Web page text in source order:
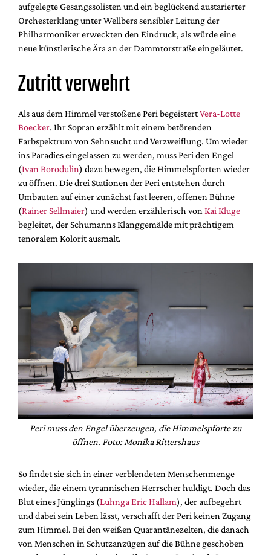
aufgelegte Gesangssolisten und ein beglückend austarierter
Orchesterklang unter Wellbers sensibler Leitung der
Philharmoniker erweckten den Eindruck, als würde eine
neue künstlerische Ära an der Dammtorstraße eingeläutet.
Zutritt verwehrt
Als aus dem Himmel verstoßene Peri begeistertVera-Lotte
Boecker. Ihr Sopran erzählt mit einem betörenden
Farbspektrum von Sehnsucht und Verzweiflung. Um wieder
ins Paradies eingelassen zu werden, muss Peri den Engel
(Ivan Borodulin) dazu bewegen, die Himmelspforten wieder
zu öffnen. Die drei Stationen der Peri entstehen durch
Umbauten auf einer zunächst fast leeren, offenen Bühne
(Rainer Sellmaier) und werden erzählerisch von Kai Kluge
begleitet, der Schumanns Klanggemälde mit prächtigem
tenoralem Kolorit ausmalt.
Peri muss den Engel überzeugen, die Himmelspforte zu
öffnen. Foto: Monika Rittershaus
So findet sie sich in einer verblendeten Menschenmenge
wieder, die einem tyrannischen Herrscher huldigt. Doch das
Blut eines Jünglings (Luhnga Eric Hallam), der aufbegehrt
und dabei sein Leben lässt, verschafft der Peri keinen Zugang
zum Himmel. Bei den weißen Quarantänezelten, die danach
von Menschen in Schutzanzügen auf die Bühne geschoben